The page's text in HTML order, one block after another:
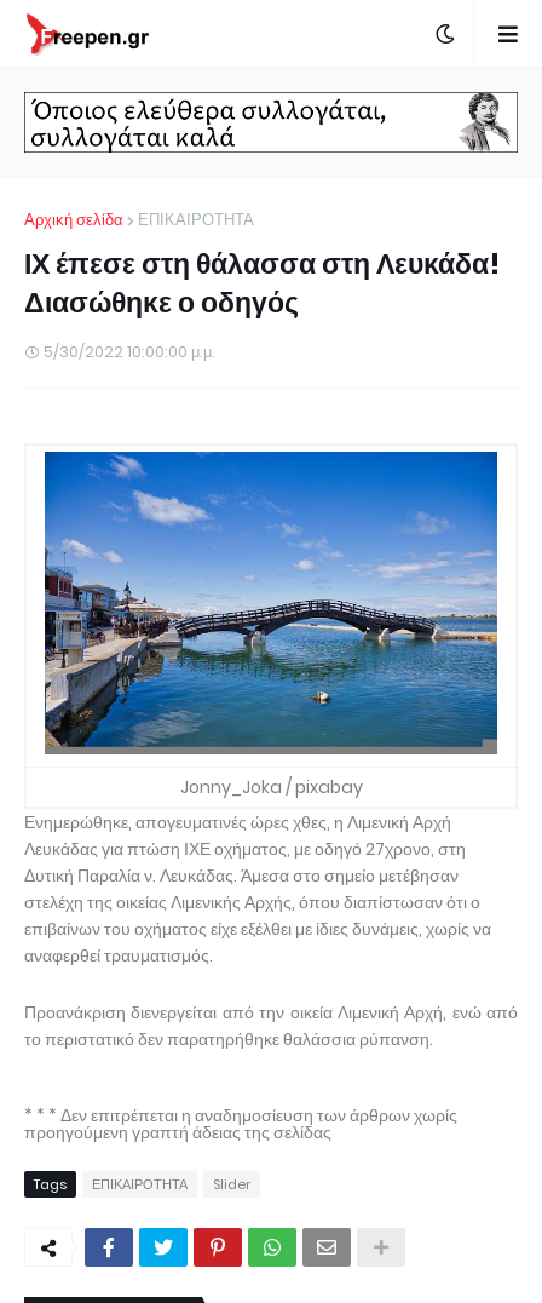
Αρχική σελίδα ΕΠΙΚΑΙΡΟΤΗΤΑ
ΙΧ έπεσε στη θάλασσα στη Λευκάδα!
Διασώθηκε ο οδηγός
5/30/2022 10:00:00 μ.μ.
Jonny_Joka / pixabay
Ενημερώθηκε, απογευματινές ώρες χθες, η Λιμενική Αρχή
Λευκάδας για πτώση ΙΧΕ οχήματος, με οδηγό 27χρονο, στη
Δυτική Παραλία ν. Λευκάδας. Άμεσα στο σημείο μετέβησαν
στελέχη της οικείας Λιμενικής Αρχής, όπου διαπίστωσαν ότι ο
επιβαίνων του οχήματος είχε εξέλθει με ίδιες δυνάμεις, χωρίς να
αναφερθεί τραυματισμός.
Προανάκριση διενεργείται από την οικεία Λιμενική Αρχή, ενώ από
το περιστατικό δεν παρατηρήθηκε θαλάσσια ρύπανση.
* * * Δεν επιτρέπεται η αναδημοσίευση των άρθρων χωρίς
προηγούμενη γραπτή άδειας της σελίδας
Tags ΕΠΙΚΑΙΡΟΤΗΤΑ Slider